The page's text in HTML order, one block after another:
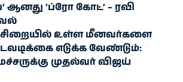
ஆனது ‘ப்ரோ கோட்’ – ரவி
உள்ள மீனவர்களை
எடுக்க வேண்டும்:
முதல்வர் விஜய்